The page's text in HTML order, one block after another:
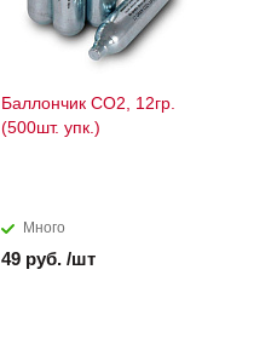
Баллончик СО2, 12гр.
(500шт. упк.)
Много
49 руб. /шт